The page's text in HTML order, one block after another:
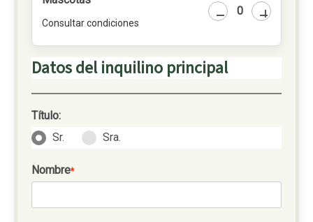
Consultar condiciones
Datos del inquilino principal
Título:
Sr.
Sra.
Nombre*